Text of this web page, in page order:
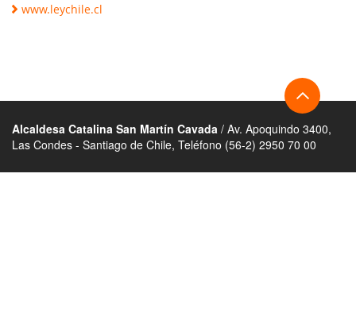
www.leychile.cl
Alcaldesa Catalina San Martín Cavada / Av. Apoquindo 3400,
Las Condes - Santiago de Chile, Teléfono (56-2) 2950 70 00